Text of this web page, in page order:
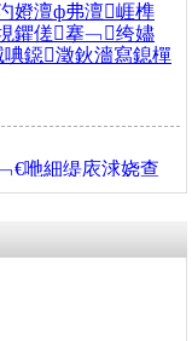
嬁澶ф弗澶崕榫
鑺傞搴﹁绔嬧
唺鐚澂鈥濇寫鎴樿
咃細缇庡浗娆查
笢鍗椾簹涓庝腑鍥
浣� 涓ㄥ浗闄呰